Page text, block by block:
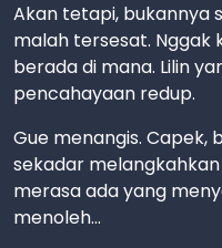
Akan tetapi, bukannya
malah tersesat. Nggak
berada di mana. Lilin
pencahayaan redup.
Gue menangis.
sekadar
merasa ada yang
menoleh...